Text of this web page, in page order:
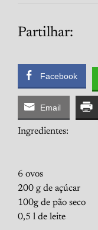
Partilhar:
Facebook
Email
Ingredientes:
6 ovos
200 g de açúcar
100g de pão seco
0,5 l de leite